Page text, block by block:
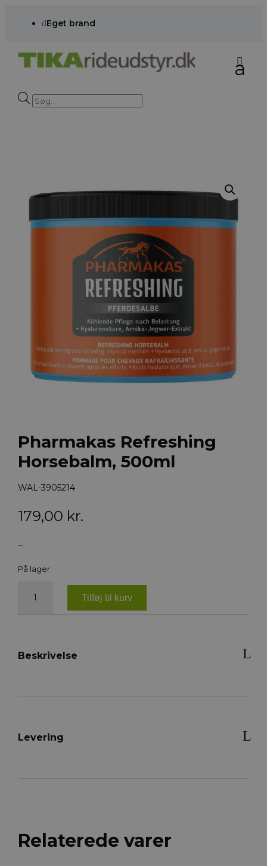
dEget brand
Products
search
Pharmakas Refreshing
Horsebalm, 500ml
WAL-3905214
179,00 kr.
–
På lager
Refreshing
Tilføj til kurv
Beskrivelse
Levering
Relaterede varer